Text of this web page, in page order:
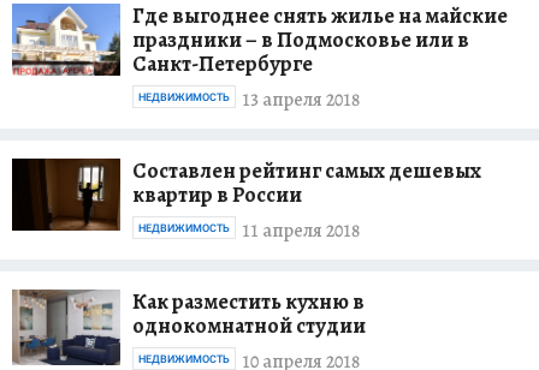
Где выгоднее снять жилье на майские
праздники – в Подмосковье или в
Санкт-Петербурге
13 апреля 2018
НЕДВИЖИМОСТЬ
Составлен рейтинг самых дешевых
квартир в России
11 апреля 2018
НЕДВИЖИМОСТЬ
Как разместить кухню в
однокомнатной студии
10 апреля 2018
НЕДВИЖИМОСТЬ